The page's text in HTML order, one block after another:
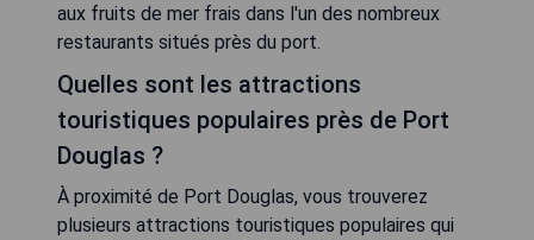
aux fruits de mer frais dans l'un des nombreux
restaurants situés près du port.
Quelles sont les attractions
touristiques populaires près de Port
Douglas ?
À proximité de Port Douglas, vous trouverez
plusieurs attractions touristiques populaires qui